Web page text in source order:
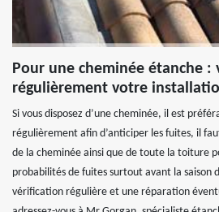
Pour une cheminée étanche :
régulièrement votre
Si vous disposez d’une cheminée, il est
régulièrement afin d’anticiper les fuites, il
de la cheminée ainsi que de toute la toiture
probabilités de fuites surtout avant la saison
vérification régulière et une réparation